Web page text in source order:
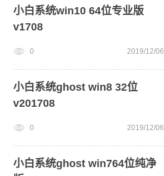
小白系统win10 64位专业版
v1708
0 2019/12/06
小白系统ghost win8 32位
v201708
0 2019/12/06
小白系统ghost win764位纯净